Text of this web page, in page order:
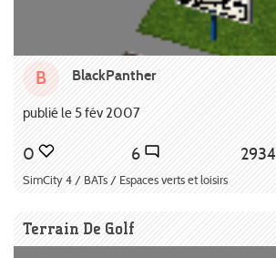
B BlackPanther
publié le 5 fév 2007
0 6 2934
SimCity 4 / BATs / Espaces verts et loisirs
Terrain De Golf